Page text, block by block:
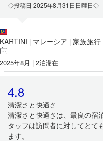
◇投稿日 2025年8月31日日曜日◇
KARTINI | マレーシア | 家族旅行
2025年8月 | 2泊滞在
4.8
清潔さと快適さ
清潔さと快適さは、最良の宿
タッフは訪問者に対してとて
ます。